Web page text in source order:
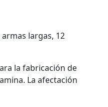
largas, 12
la fabricación de
La afectación